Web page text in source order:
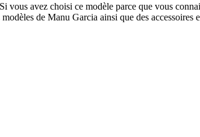
avez choisi ce modèle parce que vous
de Manu Garcia ainsi que des